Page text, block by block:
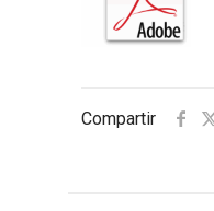
Compartir